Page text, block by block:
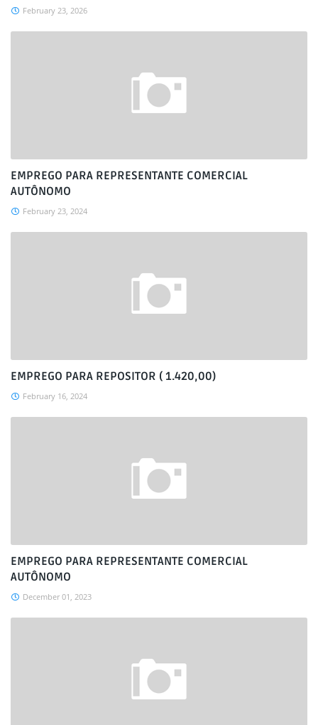
February 23, 2026
EMPREGO PARA REPRESENTANTE COMERCIAL
AUTÔNOMO
February 23, 2024
EMPREGO PARA REPOSITOR ( 1.420,00)
February 16, 2024
EMPREGO PARA REPRESENTANTE COMERCIAL
AUTÔNOMO
December 01, 2023